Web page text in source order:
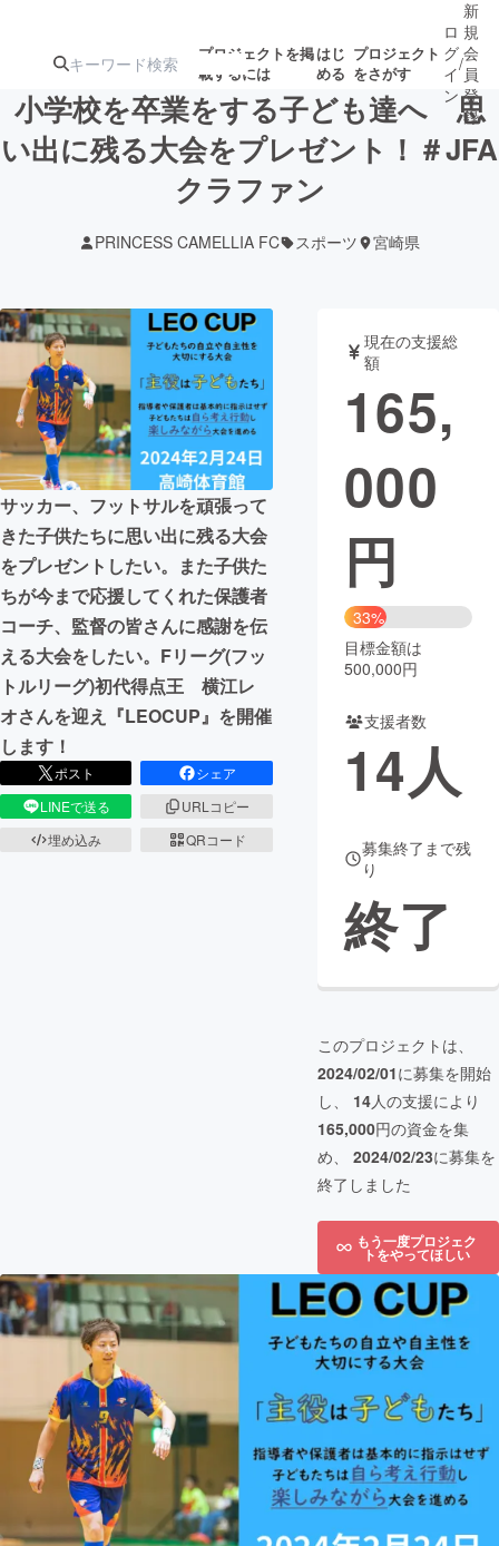
プロジェクトを掲
載するには
はじ
める
プロジェクト
をさがす
注目の新着プロ 募集終了が近いプ
テクノロジー・ガジェット
映像・映画 書籍・雑誌
ビジネス・起業 チャレンジ
まちづくり・地域活性化
CAMPFIRE for Social Good
CAMPFIRE Creation
CAMPFIREふるさと納税
コミュニティ
ロ
グ
イ
ン
/
新
規
会
員
登
録
小学校を卒業をする子ども達へ 思
い出に残る大会をプレゼント！＃JFA
クラファン
PRINCESS CAMELLIA FC スポーツ 宮崎県
サッカー、フットサルを頑張って
きた子供たちに思い出に残る大会
をプレゼントしたい。また子供た
ちが今まで応援してくれた保護者
コーチ、監督の皆さんに感謝を伝
える大会をしたい。Fリーグ(フッ
トルリーグ)初代得点王 横江レ
オさんを迎え『LEOCUP』を開催
します！
ポスト
シェア
LINEで送る
URLコピー
埋め込み
QRコード
現在の支援総
額
165,
000
円
33%
目標金額は
500,000円
支援者数
14人
募集終了まで残
り
終了
このプロジェクトは、
2024/02/01に募集を開始
し、 14人の支援により
165,000円の資金を集
め、 2024/02/23に募集を
終了しました
もう一度プロジェク
トをやってほしい